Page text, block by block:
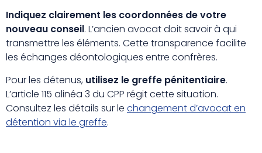
Indiquez clairement les coordonnées de votre
nouveau conseil. L’ancien avocat doit savoir à qui
transmettre les éléments. Cette transparence facilite
les échanges déontologiques entre confrères.
Pour les détenus, utilisez le greffe pénitentiaire.
L’article 115 alinéa 3 du CPP régit cette situation.
Consultez les détails sur le changement d’avocat en
détention via le greffe.